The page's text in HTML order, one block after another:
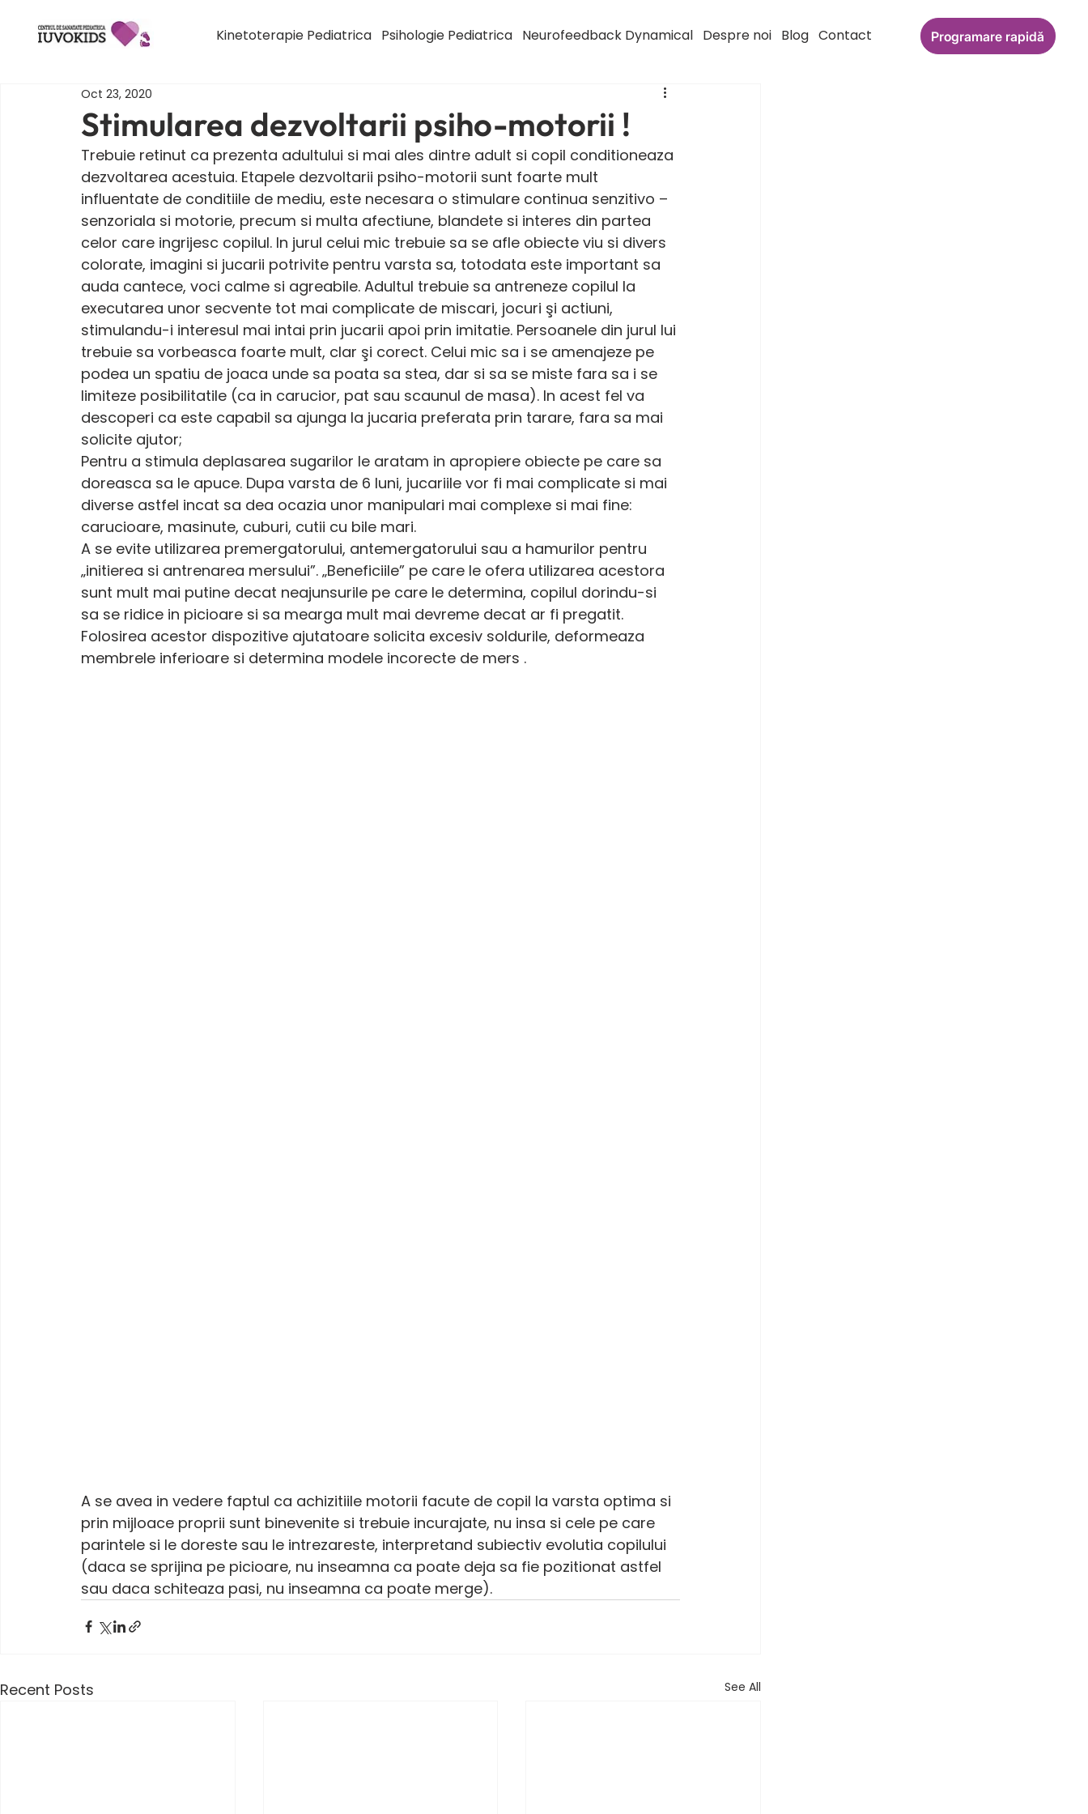
Kinetoterapie Pediatrica Psihologie Pediatrica Neurofeedback Dynamical Despre noi Blog Contact Programare rapidă
Stimularea dezvoltarii psiho-motorii !
Oct 23, 2020
Trebuie retinut ca prezenta adultului si mai ales dintre adult si copil conditioneaza
dezvoltarea acestuia. Etapele dezvoltarii psiho-motorii sunt foarte mult
influentate de conditiile de mediu, este necesara o stimulare continua senzitivo –
senzoriala si motorie, precum si multa afectiune, blandete si interes din partea
celor care ingrijesc copilul. In jurul celui mic trebuie sa se afle obiecte viu si divers
colorate, imagini si jucarii potrivite pentru varsta sa, totodata este important sa
auda cantece, voci calme si agreabile. Adultul trebuie sa antreneze copilul la
executarea unor secvente tot mai complicate de miscari, jocuri şi actiuni,
stimulandu-i interesul mai intai prin jucarii apoi prin imitatie. Persoanele din jurul lui
trebuie sa vorbeasca foarte mult, clar şi corect. Celui mic sa i se amenajeze pe
podea un spatiu de joaca unde sa poata sa stea, dar si sa se miste fara sa i se
limiteze posibilitatile (ca in carucior, pat sau scaunul de masa). In acest fel va
descoperi ca este capabil sa ajunga la jucaria preferata prin tarare, fara sa mai
solicite ajutor;
Pentru a stimula deplasarea sugarilor le aratam in apropiere obiecte pe care sa
doreasca sa le apuce. Dupa varsta de 6 luni, jucariile vor fi mai complicate si mai
diverse astfel incat sa dea ocazia unor manipulari mai complexe si mai fine:
carucioare, masinute, cuburi, cutii cu bile mari.
A se evite utilizarea premergatorului, antemergatorului sau a hamurilor pentru
„initierea si antrenarea mersului”. „Beneficiile” pe care le ofera utilizarea acestora
sunt mult mai putine decat neajunsurile pe care le determina, copilul dorindu-si
sa se ridice in picioare si sa mearga mult mai devreme decat ar fi pregatit.
Folosirea acestor dispozitive ajutatoare solicita excesiv soldurile, deformeaza
membrele inferioare si determina modele incorecte de mers .
A se avea in vedere faptul ca achizitiile motorii facute de copil la varsta optima si
prin mijloace proprii sunt binevenite si trebuie incurajate, nu insa si cele pe care
parintele si le doreste sau le intrezareste, interpretand subiectiv evolutia copilului
(daca se sprijina pe picioare, nu inseamna ca poate deja sa fie pozitionat astfel
sau daca schiteaza pasi, nu inseamna ca poate merge).
Recent Posts See All